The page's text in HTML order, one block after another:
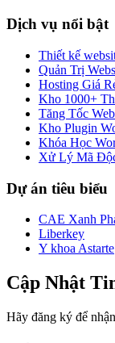
Dịch vụ nổi bật
Thiết kế
Quản Trị
Hosting Giá
Kho 1000+
Tăng Tốc
Kho Plugin
Khóa Học
Xử Lý Mã
Dự án tiêu biểu
CAE Xanh
Liberkey
Y khoa Astarte
Cập Nhật
Hãy đăng ký để